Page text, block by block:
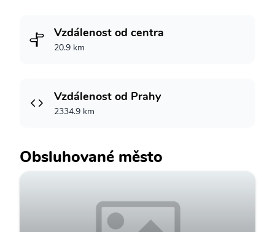
Vzdálenost od centra
20.9 km
Vzdálenost od Prahy
2334.9 km
Obsluhované město